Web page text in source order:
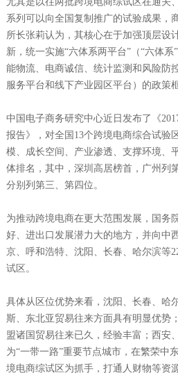
系列可以向全国复制推广的试验成果，
所长张莉认为，其核心在于加强顶层设
新，统一实施“六体系两平台”（“六体
能物流、电商诚信、统计监测和风险防
服务平台和线下产业园区平台）的政策
中国电子商务研究中心近日发布了《
报告》，对全国13个跨境电商综合试验
模、成长空间、产业渗透、支撑环境、
体排名，其中，深圳高居榜首，广州列
分别列第三、第四位。
为推动跨境电商在更大范围发展，国务
好、进出口发展潜力大的地方，并向中
京、呼和浩特、沈阳、长春、哈尔滨等
试区。
具体从区位优势来看，沈阳、长春、哈
斯、东北亚贸易往来方面具有明显优势
盟诸国贸易往来已久，经验丰富；西安
为“一带一路”重要节点城市，在繁荣中
境电商综试区为抓手，打通人财物等资